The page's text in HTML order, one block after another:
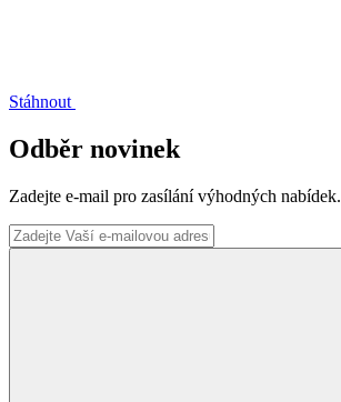
Stáhnout
Odběr novinek
Zadejte e-mail pro zasílání výhodných nabídek.